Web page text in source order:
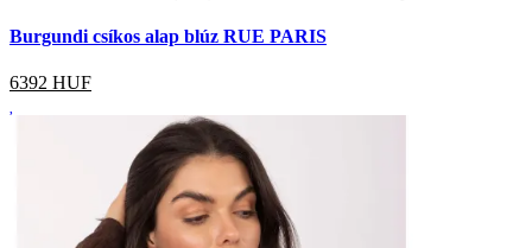
Burgundi csíkos alap blúz RUE PARIS
6392 HUF